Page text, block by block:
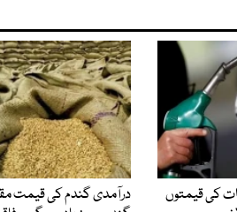
کی قیمتوں
درآمدی گندم کی قیمت